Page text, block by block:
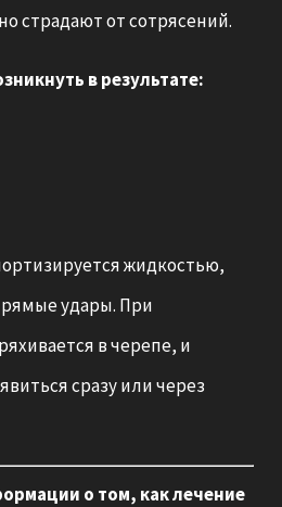
страдают от сотрясений.
в результате:
жидкостью,
удары. При
в черепе, и
сразу или через
о том, как лечение